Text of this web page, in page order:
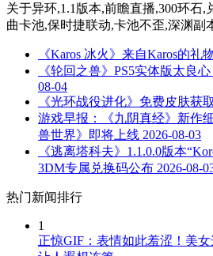
关于异环,1.1版本,前瞻直播,300环石,
曲卡池,保时捷联动,卡池不歪,深渊副
《Karos 冰火》来自Karos的礼
《轮回之兽》PS5实体版太良
08-04
《光环战役进化》免费皮肤获
游戏早报：《九阴真经》新作
兽世界》即将上线 2026-08-03
《逃离塔科夫》1.1.0.0版本
3DM专属兑换码公布 2026-08-
热门新闻排行
1
正惊GIF：表情如此羞涩！美